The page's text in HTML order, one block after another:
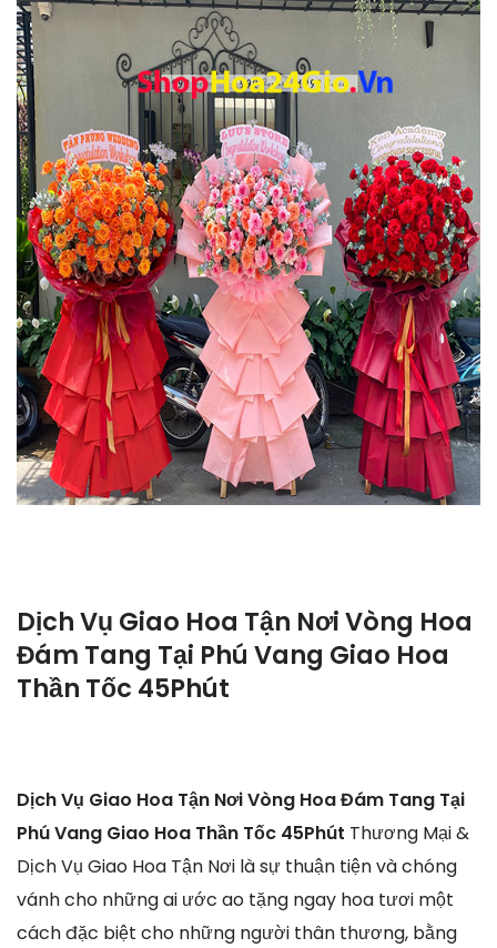
Dịch Vụ Giao Hoa Tận Nơi Vòng Hoa
Đám Tang Tại Phú Vang Giao Hoa
Thần Tốc 45Phút
Dịch Vụ Giao Hoa Tận Nơi Vòng Hoa Đám Tang Tại
Phú Vang Giao Hoa Thần Tốc 45Phút Thương Mại &
Dịch Vụ Giao Hoa Tận Nơi là sự thuận tiện và chóng
vánh cho những ai ước ao tặng ngay hoa tươi một
cách đặc biệt cho những người thân thương, bằng